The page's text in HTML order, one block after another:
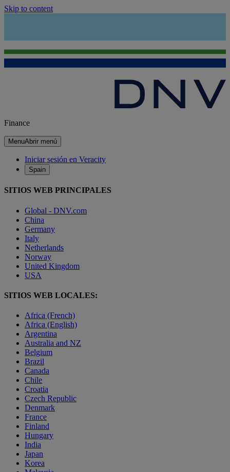
Skip to content
Finance
MenuAbrir menú
Iniciar sesión en Veracity
Spain
SITIOS WEB PRINCIPALES
Global - DNV.com
China
Germany
Italy
Netherlands
Norway
United Kingdom
USA
SITIOS WEB LOCALES:
Africa (French)
Africa (English)
Argentina
Australia and NZ
Belgium
Brazil
Canada
Chile
Croatia
Czech Republic
Denmark
France
Finland
Hungary
India
Japan
Korea